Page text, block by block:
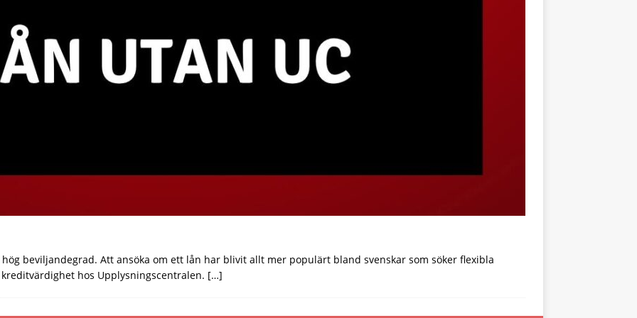
beviljandegrad. Att ansöka om ett lån har blivit allt mer populärt bland svenskar som söker flexibla
hos Upplysningscentralen. […]